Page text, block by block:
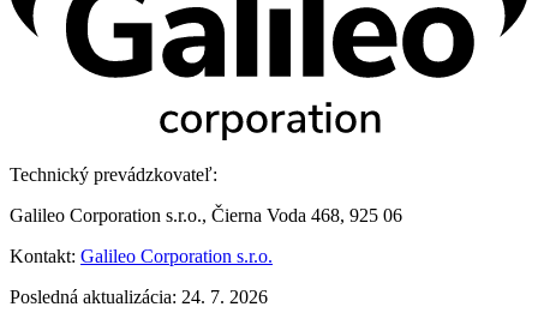
Technický prevádzkovateľ:
Galileo Corporation s.r.o., Čierna Voda 468, 925 06
Kontakt: Galileo Corporation s.r.o.
Posledná aktualizácia: 24. 7. 2026